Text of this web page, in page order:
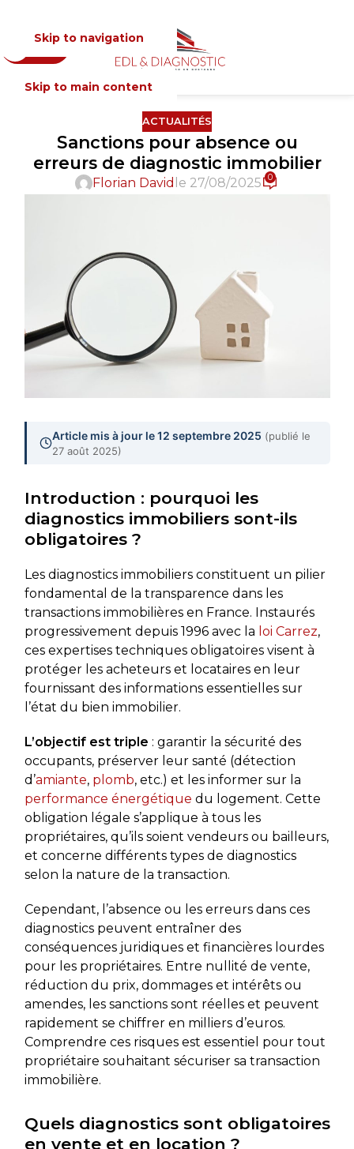
Skip to navigation
Skip to main content
MENU
ACTUALITÉS
Sanctions pour absence ou
erreurs de diagnostic immobilier
Florian David le 27/08/2025 0
Article mis à jour le 12 septembre 2025 (publié le
27 août 2025)
Introduction : pourquoi les
diagnostics immobiliers sont-ils
obligatoires ?
Les diagnostics immobiliers constituent un pilier
fondamental de la transparence dans les
transactions immobilières en France. Instaurés
progressivement depuis 1996 avec la loi Carrez,
ces expertises techniques obligatoires visent à
protéger les acheteurs et locataires en leur
fournissant des informations essentielles sur
l’état du bien immobilier.
L’objectif est triple : garantir la sécurité des
occupants, préserver leur santé (détection
d’amiante, plomb, etc.) et les informer sur la
performance énergétique du logement. Cette
obligation légale s’applique à tous les
propriétaires, qu’ils soient vendeurs ou bailleurs,
et concerne différents types de diagnostics
selon la nature de la transaction.
Cependant, l’absence ou les erreurs dans ces
diagnostics peuvent entraîner des
conséquences juridiques et financières lourdes
pour les propriétaires. Entre nullité de vente,
réduction du prix, dommages et intérêts ou
amendes, les sanctions sont réelles et peuvent
rapidement se chiffrer en milliers d’euros.
Comprendre ces risques est essentiel pour tout
propriétaire souhaitant sécuriser sa transaction
immobilière.
Quels diagnostics sont obligatoires
en vente et en location ?